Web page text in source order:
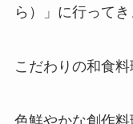
ら）」に行ってき
こだわりの和食料
色鮮やかな創作料